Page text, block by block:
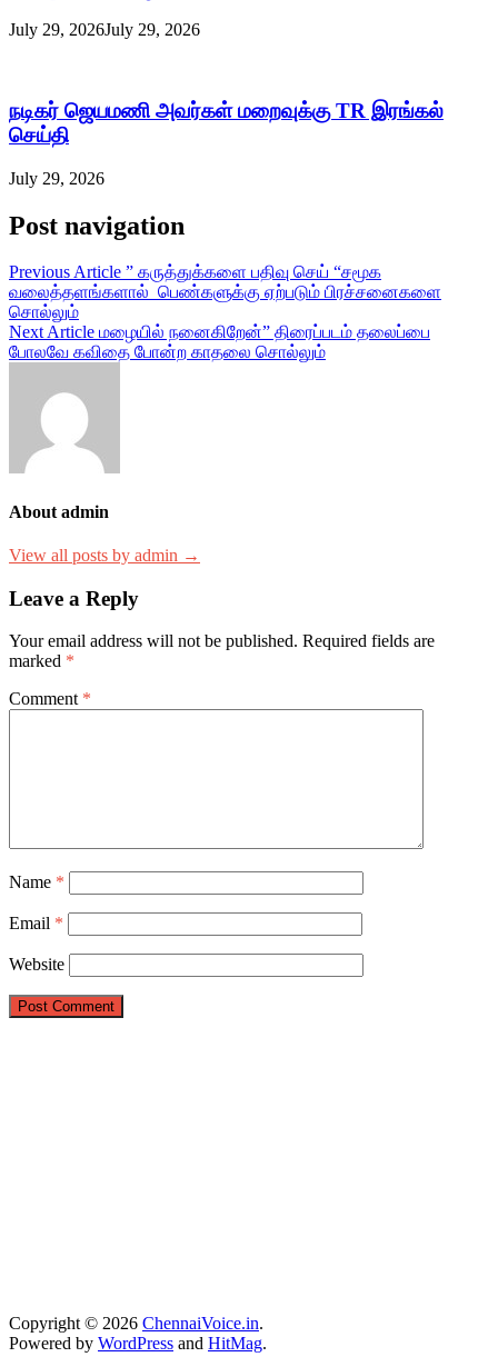
July 29, 2026July 29, 2026
நடிகர் ஜெயமணி அவர்கள் மறைவுக்கு TR இரங்கல்
செய்தி
July 29, 2026
Post navigation
Previous Article ” கருத்துக்களை பதிவு செய் “சமூக
வலைத்தளங்களால் பெண்களுக்கு ஏற்படும் பிரச்சனைகளை
சொல்லும்
Next Article மழையில் நனைகிறேன்” திரைப்படம் தலைப்பை
போலவே கவிதை போன்ற காதலை சொல்லும்
About admin
View all posts by admin →
Leave a Reply
Your email address will not be published. Required fields are
marked *
Comment *
Name *
Email *
Website
Copyright © 2026 ChennaiVoice.in.
Powered by WordPress and HitMag.